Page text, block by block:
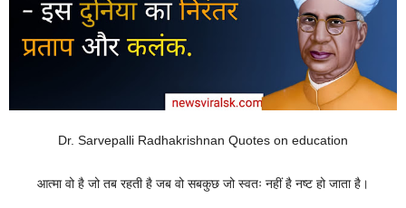
Dr. Sarvepalli Radhakrishnan Quotes on education
आत्मा वो है जो तब रहती है जब वो सबकुछ जो स्वतः नहीं है नष्ट हो जाता है।